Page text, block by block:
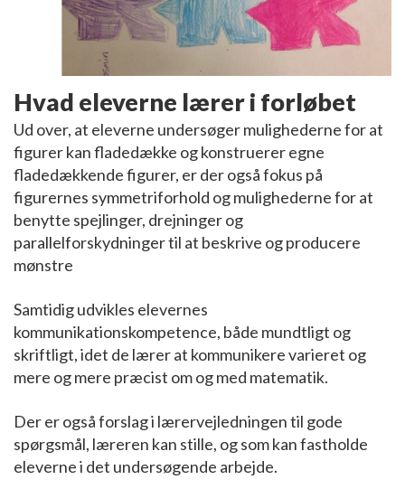
Hvad eleverne lærer i forløbet
Ud over, at eleverne undersøger mulighederne for at
figurer kan fladedække og konstruerer egne
fladedækkende figurer, er der også fokus på
figurernes symmetriforhold og mulighederne for at
benytte spejlinger, drejninger og
parallelforskydninger til at beskrive og producere
mønstre
Samtidig udvikles elevernes
kommunikationskompetence, både mundtligt og
skriftligt, idet de lærer at kommunikere varieret og
mere og mere præcist om og med matematik.
Der er også forslag i lærervejledningen til gode
spørgsmål, læreren kan stille, og som kan fastholde
eleverne i det undersøgende arbejde.